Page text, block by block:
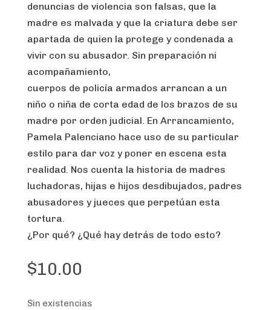
denuncias de violencia son falsas, que la
madre es malvada y que la criatura debe ser
apartada de quien la protege y condenada a
vivir con su abusador. Sin preparación ni
acompañamiento,
cuerpos de policía armados arrancan a un
niño o niña de corta edad de los brazos de su
madre por orden judicial. En Arrancamiento,
Pamela Palenciano hace uso de su particular
estilo para dar voz y poner en escena esta
realidad. Nos cuenta la historia de madres
luchadoras, hijas e hijos desdibujados, padres
abusadores y jueces que perpetúan esta
tortura.
¿Por qué? ¿Qué hay detrás de todo esto?
$10.00
Sin existencias